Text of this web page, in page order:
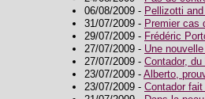
06/08/2009 - Pellizotti
31/07/2009 - Premier cas
29/07/2009 - Frédéric
27/07/2009 - Une
27/07/2009 - Contador,
23/07/2009 - Alberto,
23/07/2009 - Contador